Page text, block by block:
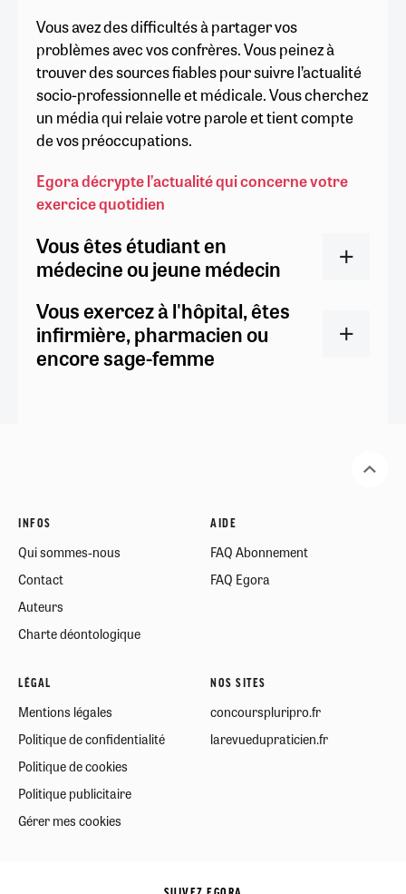
Vous avez des difficultés à partager vos
problèmes avec vos confrères. Vous peinez à
trouver des sources fiables pour suivre l’actualité
socio-professionnelle et médicale. Vous cherchez
un média qui relaie votre parole et tient compte
de vos préoccupations.
Egora décrypte l’actualité qui concerne votre
exercice quotidien
Vous êtes étudiant en
médecine ou jeune médecin
Vous exercez à l'hôpital, êtes
infirmière, pharmacien ou
encore sage-femme
INFOS
Qui sommes-nous
Contact
Auteurs
Charte déontologique
AIDE
FAQ Abonnement
FAQ Egora
LÉGAL
Mentions légales
Politique de confidentialité
Politique de cookies
Politique publicitaire
Gérer mes cookies
NOS SITES
concourspluripro.fr
larevuedupraticien.fr